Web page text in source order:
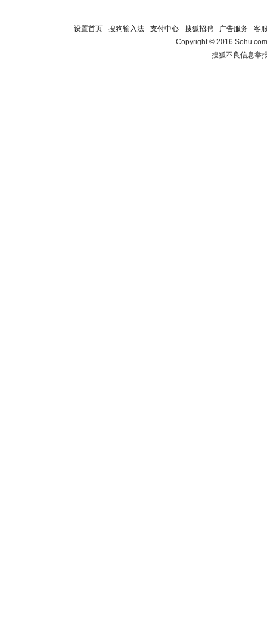
设置首页 - 搜狗输入法 - 支付中心 - 搜狐招聘 - 广告服务 - 客
Copyright©2016
搜狐不良信息举